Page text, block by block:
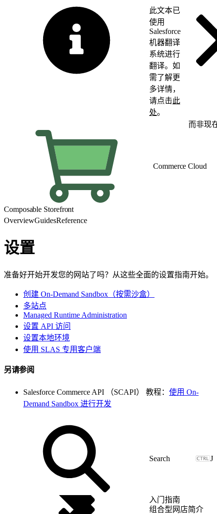
此文本已
使用
Salesforce
机器翻译
系统进行
翻译。如
需了解更
多详情，
请点击此
处。
而非现
Commerce Cloud
Composable Storefront
OverviewGuidesReference
设置
准备好开始开发您的网站了吗？从这些全面的设置指南开始。
创建 On-Demand Sandbox（按需沙盒）
多站点
Managed Runtime Administration
设置 API 访问
设置本地环境
使用 SLAS 专用客户端
另请参阅
Salesforce Commerce API （SCAPI） 教程： 使用 On-
Demand Sandbox 进行开发
J
入门指南
组合型网店简介